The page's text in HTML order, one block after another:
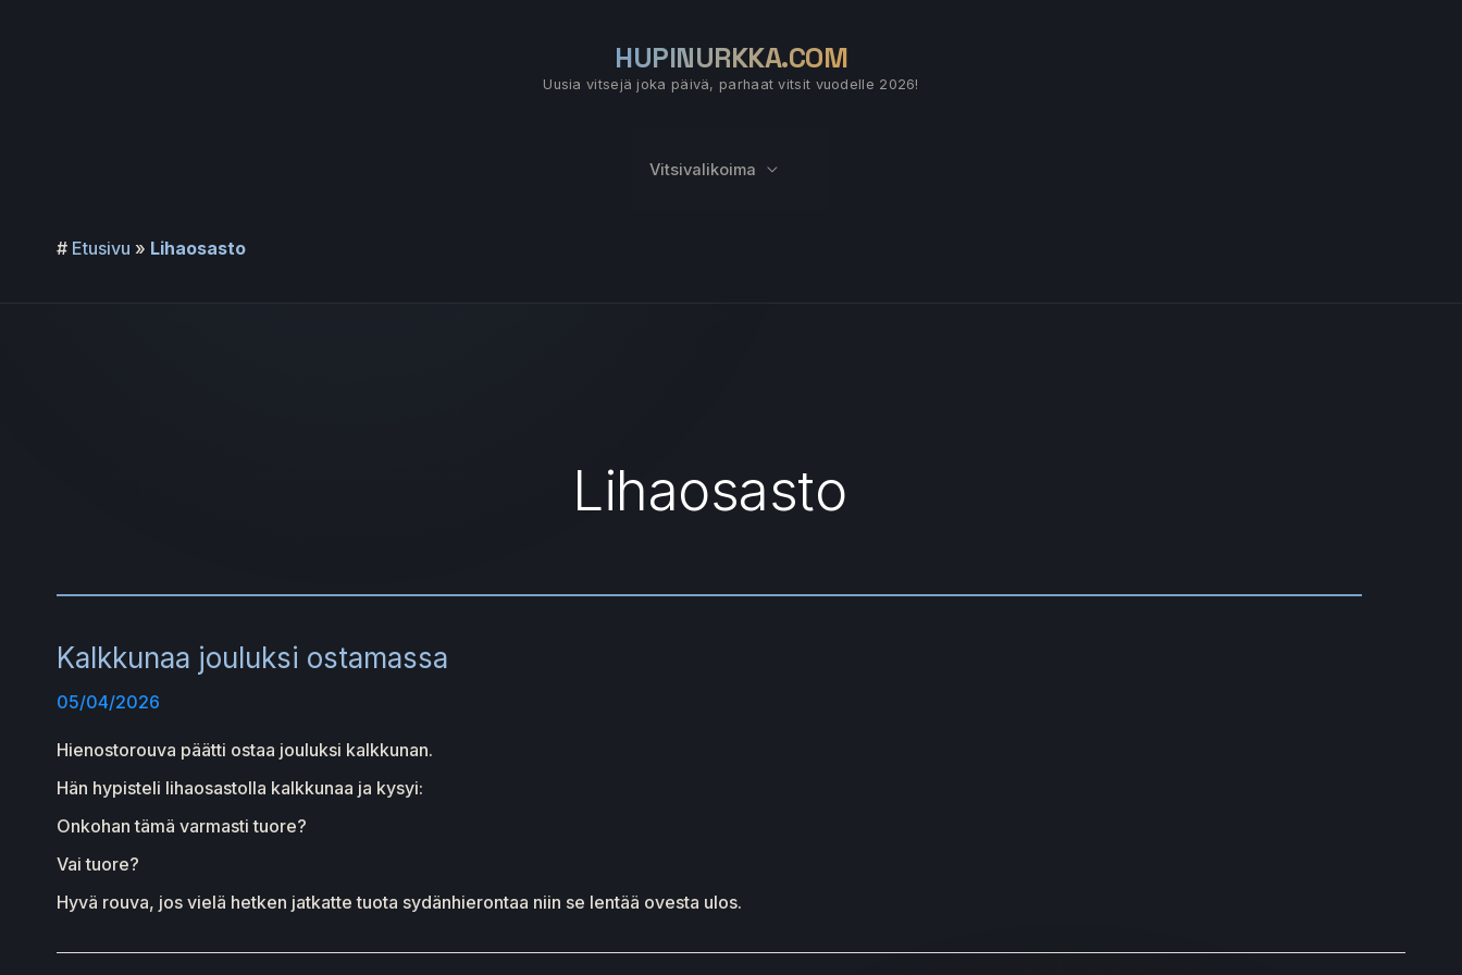
HUPINURKKA.COM
Uusia vitsejä joka päivä, parhaat vitsit vuodelle 2026!
Vitsivalikoima
# Etusivu » Lihaosasto
Lihaosasto
Kalkkunaa jouluksi ostamassa
05/04/2026
Hienostorouva päätti ostaa jouluksi kalkkunan.
Hän hypisteli lihaosastolla kalkkunaa ja kysyi:
Onkohan tämä varmasti tuore?
Vai tuore?
Hyvä rouva, jos vielä hetken jatkatte tuota sydänhierontaa niin se lentää ovesta ulos.